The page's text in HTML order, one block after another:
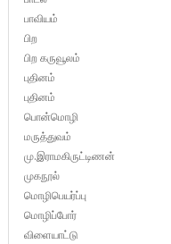
பாவியம்
பிற
பிற கருவூலம்
புதினம்
புதினம்
பொன்மொழி
மருத்துவம்
மு.இராமகிருட்டிணன்
முகநூல்
மொழிபெயர்ப்பு
மொழிப்போர்
விளையாட்டு